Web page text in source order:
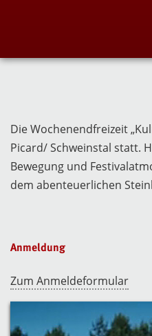
Die Wochenendfreizeit
Picard/ Schweinstal statt.
Bewegung und
dem abenteuerlichen
Anmeldung
Zum Anmeldeformular